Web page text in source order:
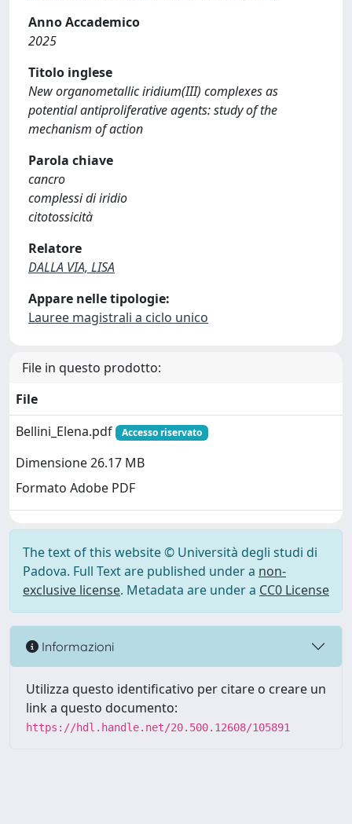
Anno Accademico
2025
Titolo inglese
New organometallic iridium(III) complexes as
potential antiproliferative agents: study of the
mechanism of action
Parola chiave
cancro
complessi di iridio
citotossicità
Relatore
DALLA VIA, LISA
Appare nelle tipologie:
Lauree magistrali a ciclo unico
File in questo prodotto:
File
Bellini_Elena.pdf
Accesso riservato
Dimensione 26.17 MB
Formato Adobe PDF
The text of this website © Università degli studi di
Padova. Full Text are published under a non-
exclusive license. Metadata are under a CC0 License
Informazioni
Utilizza questo identificativo per citare o creare un
link a questo documento:
https://hdl.handle.net/20.500.12608/105891